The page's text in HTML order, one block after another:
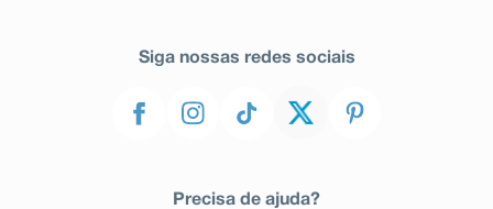
Siga nossas redes sociais
Precisa de ajuda?